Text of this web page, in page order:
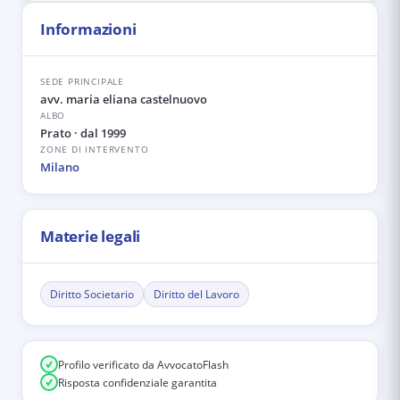
Informazioni
SEDE PRINCIPALE
avv. maria eliana castelnuovo
ALBO
Prato · dal 1999
ZONE DI INTERVENTO
Milano
Materie legali
Diritto Societario Diritto del Lavoro
Profilo verificato da AvvocatoFlash
Risposta confidenziale garantita